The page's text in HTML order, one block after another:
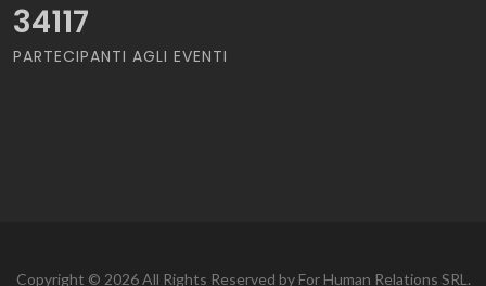
34117
PARTECIPANTI AGLI EVENTI
Copyright © 2026 All Rights Reserved by For Human Relations SRL.